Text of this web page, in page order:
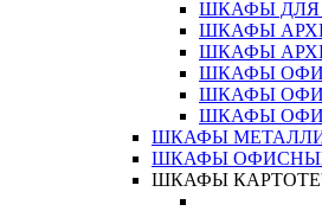
ШКАФЫ ДЛЯ
ШКАФЫ
ШКАФЫ
ШКАФЫ
ШКАФЫ
ШКАФЫ
ШКАФЫ
ШКАФЫ
ШКАФЫ